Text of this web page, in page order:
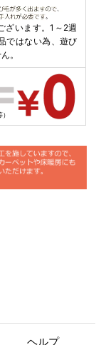
ざいます。1～2週
ではない為、遊び
。
ヘルプ